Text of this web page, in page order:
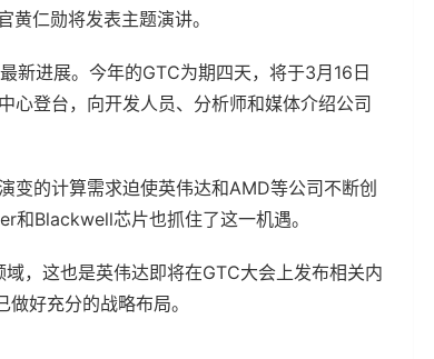
仁勋将发表主题演讲。
新进展。今年的GTC为期四天，将于3月16日
心登台，向开发人员、分析师和媒体介绍公司
变的计算需求迫使英伟达和AMD等公司不断创
Blackwell芯片也抓住了这一机遇。
，这也是英伟达即将在GTC大会上发布相关内
好充分的战略布局。